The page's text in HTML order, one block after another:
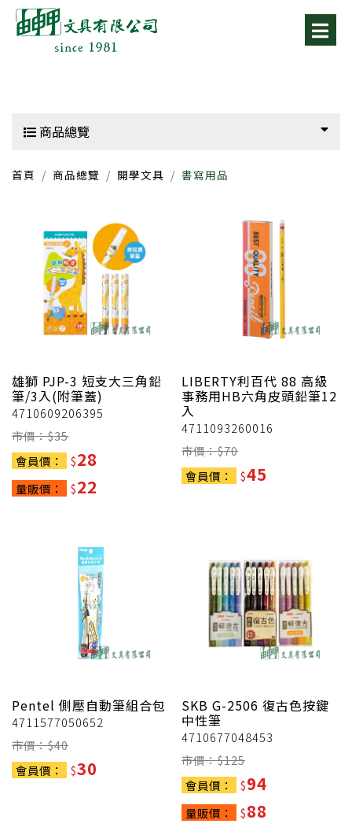
商品總覽
首頁 商品總覽 開學文具 書寫用品
雄獅 PJP-3 短支大三角鉛
筆/3入(附筆蓋)
4710609206395
市價：$35
會員價：
$28
量販價： $22
LIBERTY利百代 88 高級
事務用HB六角皮頭鉛筆12
入
4711093260016
市價：$70
會員價：
$45
Pentel 側壓自動筆組合包
4711577050652
市價：$40
會員價：
$30
SKB G-2506 復古色按鍵
中性筆
4710677048453
市價：$125
會員價：
$94
量販價： $88